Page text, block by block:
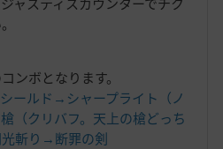
ンボとなります。
ールド→シャープライト（ノ
（クリバフ。天上の槍どっち
斬り→断罪の剣